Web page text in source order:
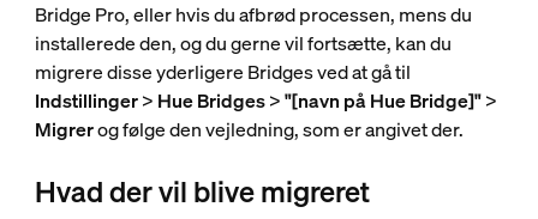
Bridge Pro, eller hvis du afbrød processen, mens du
installerede den, og du gerne vil fortsætte, kan du
migrere disse yderligere Bridges ved at gå til
Indstillinger> Hue Bridges>"[navn på Hue Bridge]">
Migrerog følge den vejledning, som er angivet der.
Hvad der vil blive migreret